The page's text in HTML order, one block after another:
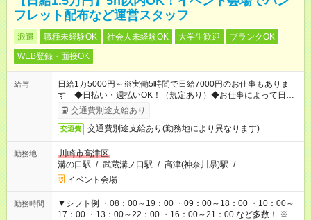
フレット配布など運営スタッフ
派遣 職種未経験OK 社会人未経験OK 大学生歓迎
ブランクOK
WEB登録・面接OK
給与
日給1万5000円～※実働5時間で日給7000円のお仕事もありま
す ◆日払い・週払いOK！（規定あり）◆お仕事によって日給も
異なります
交通費別途支給あり
交通費 交通費別途支給あり(勤務地により異なります)
勤務地
川崎市高津区
溝の口駅 / 武蔵溝ノ口駅 / 高津(神奈川県)駅 / …
イベント会場
勤務時間
▼シフト例 ・08：00～19：00 ・09：00～18：00 ・10：00～
17：00 ・13：00～22：00 ・16：00～21：00 など多数！ ※お